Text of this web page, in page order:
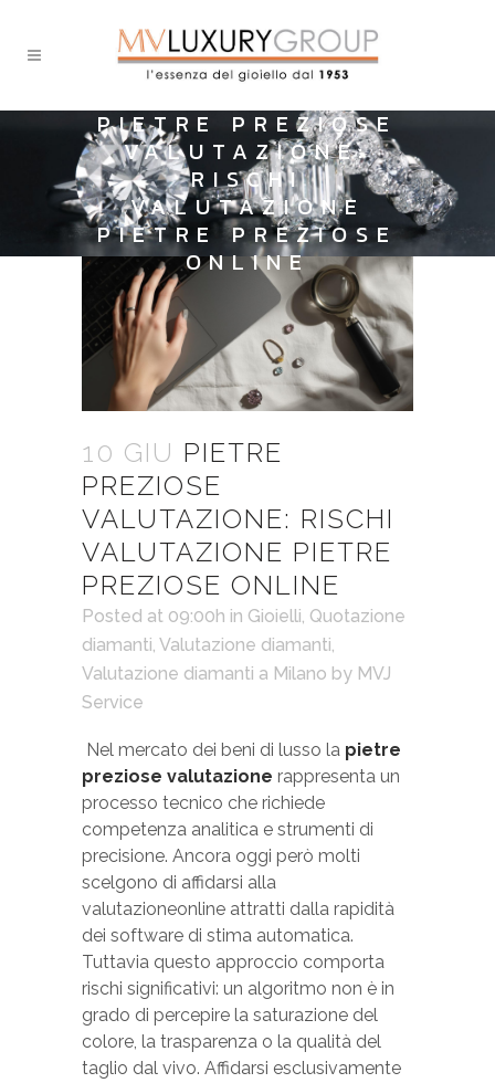
PIETRE PREZIOSE
VALUTAZIONE:
RISCHI
VALUTAZIONE
PIETRE PREZIOSE
ONLINE
10 GIU PIETRE
PREZIOSE
VALUTAZIONE: RISCHI
VALUTAZIONE PIETRE
PREZIOSE ONLINE
Posted at 09:00h in Gioielli, Quotazione
diamanti, Valutazione diamanti,
Valutazione diamanti a Milano by MVJ
Service
Nel mercato dei beni di lusso la pietre
preziose valutazione rappresenta un
processo tecnico che richiede
competenza analitica e strumenti di
precisione. Ancora oggi però molti
scelgono di affidarsi alla
valutazioneonline attratti dalla rapidità
dei software di stima automatica.
Tuttavia questo approccio comporta
rischi significativi: un algoritmo non è in
grado di percepire la saturazione del
colore, la trasparenza o la qualità del
taglio dal vivo. Affidarsi esclusivamente